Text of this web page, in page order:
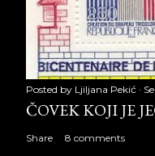
Posted by Ljiljana Pekić
ČOVEK KOJI JE
Share 8 comments